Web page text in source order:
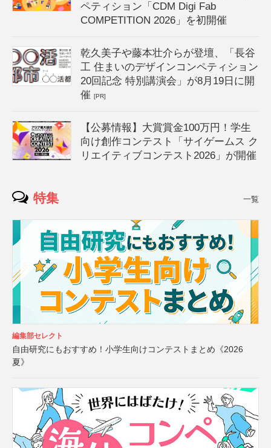
ペティション「CDM Digi Fab
COMPETITION 2026」を初開催
乾久美子や藤本壮介らが登壇、「長谷
工 住まいのデザインコンペティション
20回記念 特別講演会」が8月19日に開
催[PR]
【公募情報】大賞賞金100万円！学生
向け創作コンテスト「サイゲームス ク
リエイティブコンテスト2026」が開催
特集 一覧
編集部セレクト
自由研究にもおすすめ！小学生向けコンテストまとめ《2026
夏》